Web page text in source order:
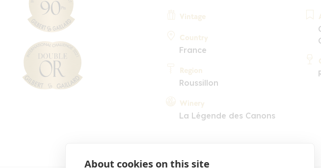
About cookies on this site
Vintage
Country
France
Region
Roussillon
Winery
La Légende des Canons